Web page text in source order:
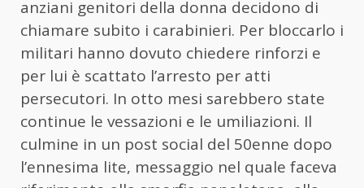
anziani genitori della donna decidono di
chiamare subito i carabinieri. Per bloccarlo i
militari hanno dovuto chiedere rinforzi e
per lui è scattato l’arresto per atti
persecutori. In otto mesi sarebbero state
continue le vessazioni e le umiliazioni. Il
culmine in un post social del 50enne dopo
l’ennesima lite, messaggio nel quale faceva